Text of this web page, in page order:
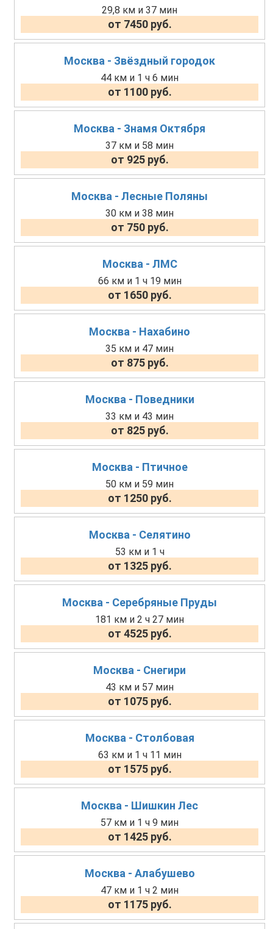
29,8 км и 37 мин
от 7450 руб.
Москва - Звёздный городок
44 км и 1 ч 6 мин
от 1100 руб.
Москва - Знамя Октября
37 км и 58 мин
от 925 руб.
Москва - Лесные Поляны
30 км и 38 мин
от 750 руб.
Москва - ЛМС
66 км и 1 ч 19 мин
от 1650 руб.
Москва - Нахабино
35 км и 47 мин
от 875 руб.
Москва - Поведники
33 км и 43 мин
от 825 руб.
Москва - Птичное
50 км и 59 мин
от 1250 руб.
Москва - Селятино
53 км и 1 ч
от 1325 руб.
Москва - Серебряные Пруды
181 км и 2 ч 27 мин
от 4525 руб.
Москва - Снегири
43 км и 57 мин
от 1075 руб.
Москва - Столбовая
63 км и 1 ч 11 мин
от 1575 руб.
Москва - Шишкин Лес
57 км и 1 ч 9 мин
от 1425 руб.
Москва - Алабушево
47 км и 1 ч 2 мин
от 1175 руб.